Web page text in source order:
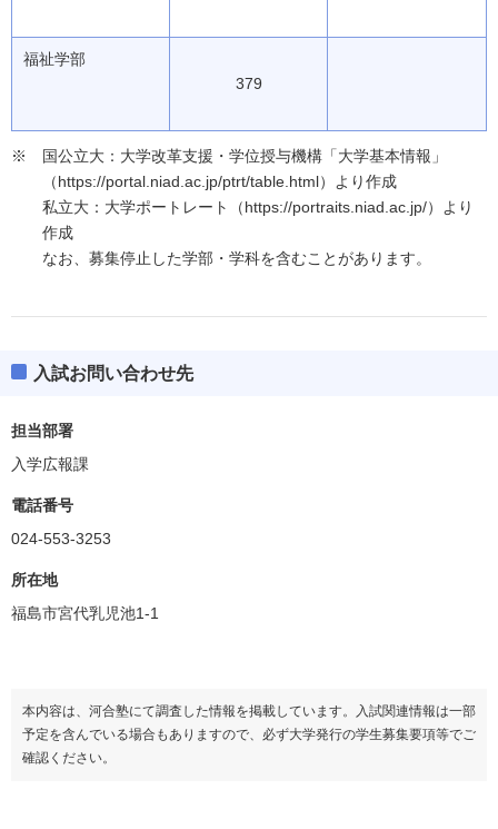
福祉学部
379
国公立大：大学改革支援・学位授与機構「大学基本情報」
（https://portal.niad.ac.jp/ptrt/table.html）より作成
私立大：大学ポートレート（https://portraits.niad.ac.jp/）より
作成
なお、募集停止した学部・学科を含むことがあります。
入試お問い合わせ先
担当部署
入学広報課
電話番号
024-553-3253
所在地
福島市宮代乳児池1-1
本内容は、河合塾にて調査した情報を掲載しています。入試関連情報は一部
予定を含んでいる場合もありますので、必ず大学発行の学生募集要項等でご
確認ください。